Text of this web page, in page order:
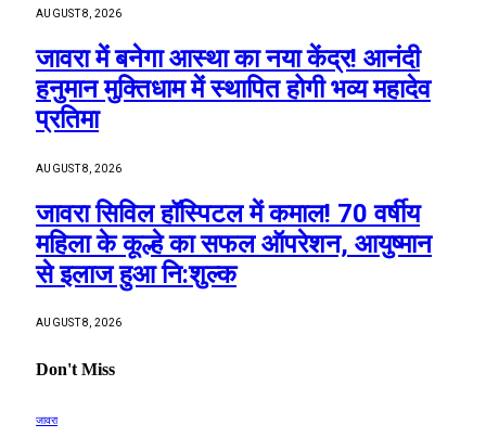
AUGUST 8, 2026
जावरा में बनेगा आस्था का नया केंद्र! आनंदी
हनुमान मुक्तिधाम में स्थापित होगी भव्य महादेव
प्रतिमा
AUGUST 8, 2026
जावरा सिविल हॉस्पिटल में कमाल! 70 वर्षीय
महिला के कूल्हे का सफल ऑपरेशन, आयुष्मान
से इलाज हुआ नि:शुल्क
AUGUST 8, 2026
Don't Miss
जावरा